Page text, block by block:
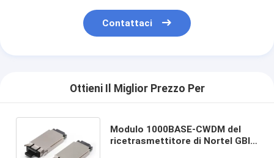
Contattaci
Ottieni Il Miglior Prezzo Per
Modulo 1000BASE-CWDM del
ricetrasmettitore di Nortel GBIC